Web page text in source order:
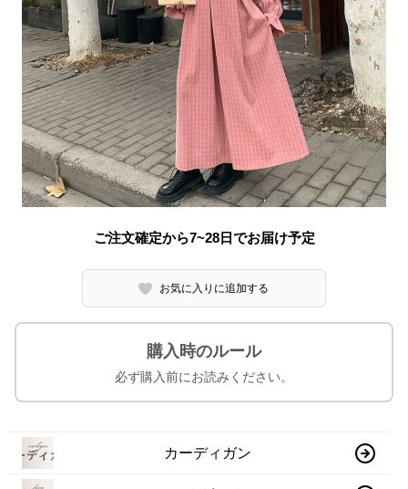
ご注文確定から7~28日でお届け予定
お気に入りに追加する
購入時のルール
必ず購入前にお読みください。
カーディガン